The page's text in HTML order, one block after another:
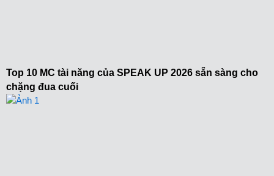
Top 10 MC tài năng của SPEAK UP 2026 sẵn sàng cho
chặng đua cuối